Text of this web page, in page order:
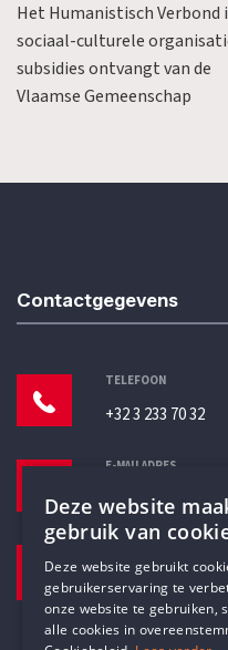
Het Humanistisch Verbond
sociaal-culturele
subsidies ontvangt van de
Vlaamse Gemeenschap
Contactgegevens
TELEFOON
+32 3 233 70 32
E-MAILADRES
Pottenbrug 4
Antwerpen, 2000
Deze website
gebruik van
Deze website gebruikt
gebruikerservaring te
onze website te gebruiken,
alle cookies in